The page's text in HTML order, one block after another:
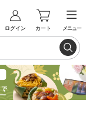
ログイン カート メニュー